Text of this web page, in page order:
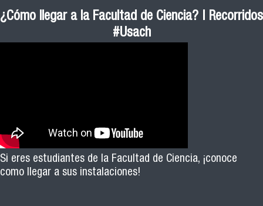
¿Cómo llegar a la Facultad de Ciencia? | Recorridos
#Usach
Si eres estudiantes de la Facultad de Ciencia, ¡conoce
como llegar a sus instalaciones!